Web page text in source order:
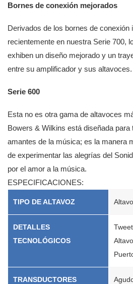
Bornes de conexión mejorados
Derivados de los bornes de conexión
recientemente en nuestra Serie 700,
exhiben un diseño mejorado y un
entre su amplificador y sus altavoces.
Serie 600
Esta no es otra gama de altavoces
Bowers & Wilkins está diseñada para
amantes de la música; es la manera
de experimentar las alegrías del
por el amor a la música.
ESPECIFICACIONES:
TIPO DE ALTAVOZ
DETALLES
TECNOLÓGICOS
TRANSDUCTORES